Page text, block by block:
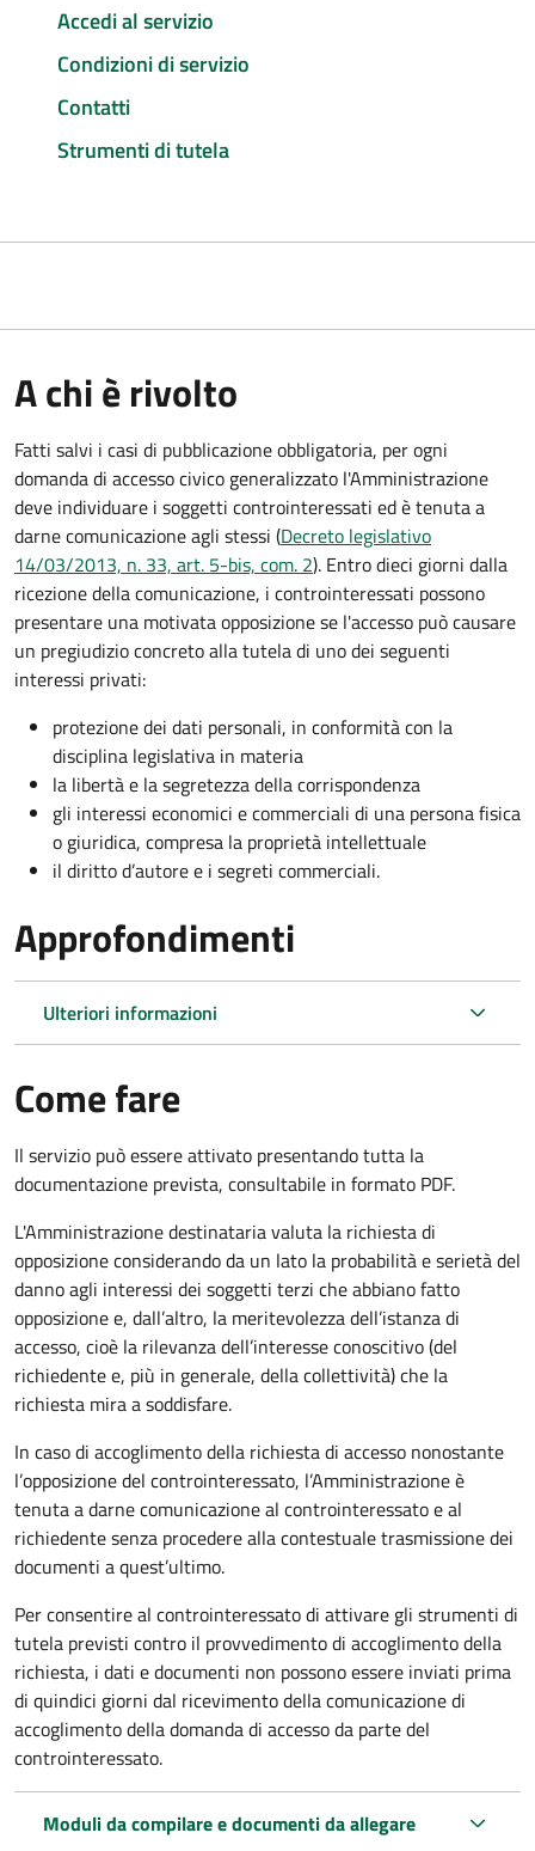
Accedi al servizio
Condizioni di servizio
Contatti
Strumenti di tutela
A chi è rivolto
Fatti salvi i casi di pubblicazione obbligatoria, per ogni
domanda di accesso civico generalizzato l'Amministrazione
deve individuare i soggetti controinteressati ed è tenuta a
darne comunicazione agli stessi (Decreto legislativo
14/03/2013, n. 33, art. 5-bis, com. 2). Entro dieci giorni dalla
ricezione della comunicazione, i controinteressati possono
presentare una motivata opposizione se l'accesso può causare
un pregiudizio concreto alla tutela di uno dei seguenti
interessi privati:
protezione dei dati personali, in conformità con la
disciplina legislativa in materia
la libertà e la segretezza della corrispondenza
gli interessi economici e commerciali di una persona fisica
o giuridica, compresa la proprietà intellettuale
il diritto d’autore e i segreti commerciali.
Approfondimenti
Ulteriori informazioni
Come fare
Il servizio può essere attivato presentando tutta la
documentazione prevista, consultabile in formato PDF.
L'Amministrazione destinataria valuta la richiesta di
opposizione considerando da un lato la probabilità e serietà del
danno agli interessi dei soggetti terzi che abbiano fatto
opposizione e, dall’altro, la meritevolezza dell’istanza di
accesso, cioè la rilevanza dell’interesse conoscitivo (del
richiedente e, più in generale, della collettività) che la
richiesta mira a soddisfare.
In caso di accoglimento della richiesta di accesso nonostante
l’opposizione del controinteressato, l’Amministrazione è
tenuta a darne comunicazione al controinteressato e al
richiedente senza procedere alla contestuale trasmissione dei
documenti a quest’ultimo.
Per consentire al controinteressato di attivare gli strumenti di
tutela previsti contro il provvedimento di accoglimento della
richiesta, i dati e documenti non possono essere inviati prima
di quindici giorni dal ricevimento della comunicazione di
accoglimento della domanda di accesso da parte del
controinteressato.
Moduli da compilare e documenti da allegare